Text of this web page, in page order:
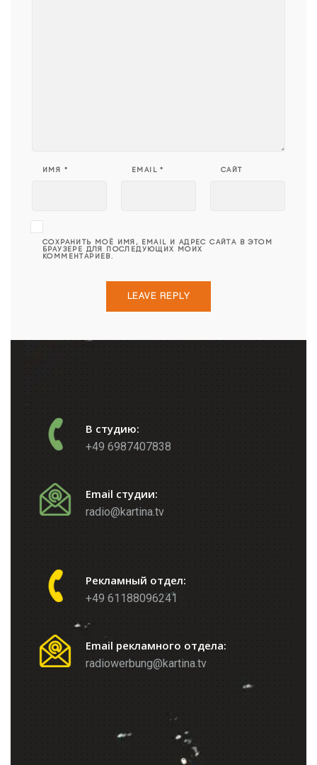
ИМЯ * EMAIL* САЙТ
СОХРАНИТЬ МОЁ ИМЯ, EMAIL И АДРЕС САЙТА В ЭТОМ
БРАУЗЕРЕ ДЛЯ ПОСЛЕДУЮЩИХ МОИХ
КОММЕНТАРИЕВ.
В студию:
+49 6987407838
Email студии:
radio@kartina.tv
Рекламный отдел:
+49 61188096241
Email рекламного отдела:
radiowerbung@kartina.tv